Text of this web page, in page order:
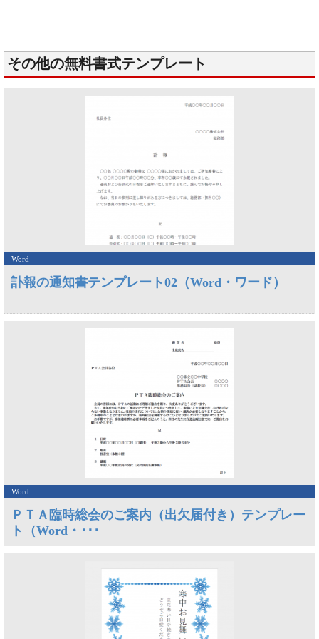
その他の無料書式テンプレート
Word
訃報の通知書テンプレート02（Word・ワード）
Word
ＰＴＡ臨時総会のご案内（出欠届付き）テンプレー
ト（Word・･･･